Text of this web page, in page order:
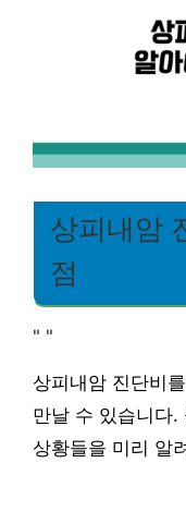
상피내암
점
" "
상피내암 진단비
만날 수 있습니다.
상황들을 미리 알